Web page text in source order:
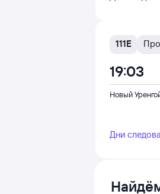
111Е
Новый
19:03
Дни